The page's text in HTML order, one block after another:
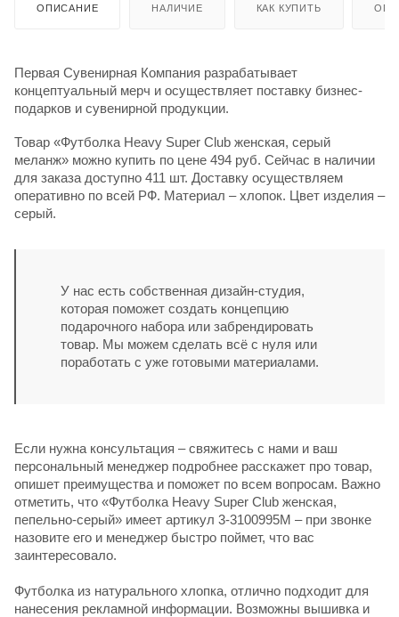
ОПИСАНИЕ НАЛИЧИЕ КАК КУПИТЬ
Первая Сувенирная Компания разрабатывает
концептуальный мерч и осуществляет поставку бизнес-
подарков и сувенирной продукции.
Товар «Футболка Heavy Super Club женская, серый
меланж» можно купить по цене 494 руб. Сейчас в наличии
для заказа доступно 411 шт. Доставку осуществляем
оперативно по всей РФ. Материал – хлопок. Цвет изделия –
серый.
У нас есть собственная дизайн-студия,
которая поможет создать концепцию
подарочного набора или забрендировать
товар. Мы можем сделать всё с нуля или
поработать с уже готовыми материалами.
Если нужна консультация – свяжитесь с нами и ваш
персональный менеджер подробнее расскажет про товар,
опишет преимущества и поможет по всем вопросам. Важно
отметить, что «Футболка Heavy Super Club женская,
пепельно-серый» имеет артикул 3-3100995M – при звонке
назовите его и менеджер быстро поймет, что вас
заинтересовало.
Футболка из натурального хлопка, отлично подходит для
нанесения рекламной информации. Возможны вышивка и